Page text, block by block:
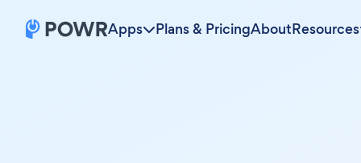
Apps Plans & PricingAboutResources